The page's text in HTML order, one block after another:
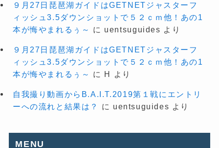
９月27日琵琶湖ガイドはGETNETジャスターフ
ィッシュ3.5ダウンショットで５２ｃｍ他！あの1
本が悔やまれるぅ～
に uentsuguides より
９月27日琵琶湖ガイドはGETNETジャスターフ
ィッシュ3.5ダウンショットで５２ｃｍ他！あの1
本が悔やまれるぅ～
に H より
自我撮り動画からB.A.I.T.2019第１戦にエントリ
ーへの流れと結果は？
に uentsuguides より
MENU